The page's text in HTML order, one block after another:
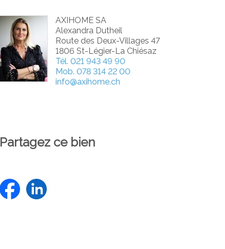
AXIHOME SA
Alexandra Dutheil
Route des Deux-Villages 47
1806 St-Légier-La Chiésaz
Tél. 021 943 49 90
Mob. 078 314 22 00
info@axihome.ch
Partagez ce bien